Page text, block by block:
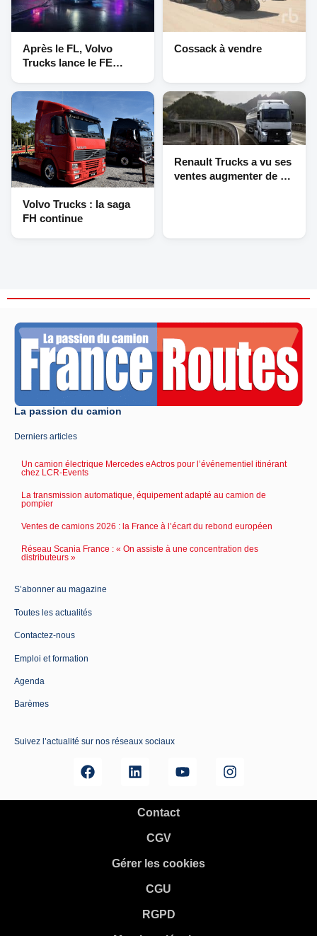
Après le FL, Volvo
Trucks lance le FE
Cossack à vendre
Volvo Trucks : la saga
FH continue
Renault Trucks a vu ses
ventes augmenter de 10
La passion du camion
Derniers articles
Un camion électrique Mercedes eActros pour l’événementiel itinérant
chez LCR-Events
La transmission automatique, équipement adapté au camion de
pompier
Ventes de camions 2026 : la France à l’écart du rebond européen
Réseau Scania France : « On assiste à une concentration des
distributeurs »
S’abonner au magazine
Toutes les actualités
Contactez-nous
Emploi et formation
Agenda
Barèmes
Suivez l’actualité sur nos réseaux sociaux
Contact
CGV
Gérer les cookies
CGU
RGPD